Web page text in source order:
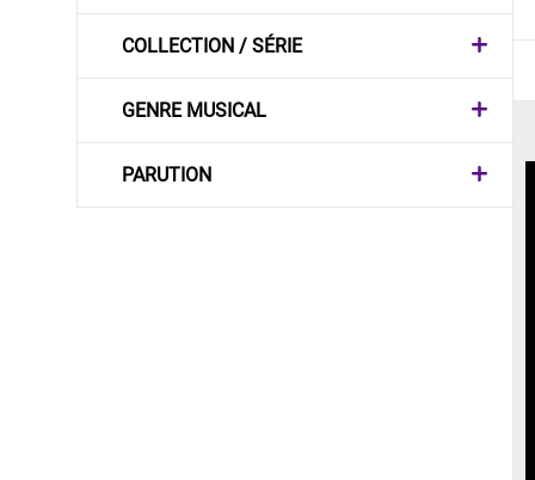
COLLECTION / SÉRIE
GENRE MUSICAL
PARUTION